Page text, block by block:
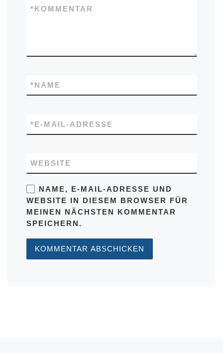
KOMMENTAR
*
NAME
*
E-MAIL-ADRESSE
*
WEBSITE
NAME, E-MAIL-ADRESSE UND
WEBSITE IN DIESEM BROWSER FÜR
MEINEN NÄCHSTEN KOMMENTAR
SPEICHERN.